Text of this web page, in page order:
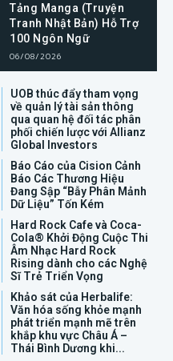
Tảng Manga (Truyện
Tranh Nhật Bản) Hỗ Trợ
100 Ngôn Ngữ
06/08/2026
UOB thúc đẩy tham vọng
về quản lý tài sản thông
qua quan hệ đối tác phân
phối chiến lược với Allianz
Global Investors
Báo Cáo của Cision Cảnh
Báo Các Thương Hiệu
Đang Sập “Bẫy Phân Mảnh
Dữ Liệu” Tốn Kém
Hard Rock Cafe và Coca-
Cola® Khởi Động Cuộc Thi
Âm Nhạc Hard Rock
Rising dành cho các Nghệ
Sĩ Trẻ Triển Vọng
Khảo sát của Herbalife:
Văn hóa sống khỏe mạnh
phát triển mạnh mẽ trên
khắp khu vực Châu Á –
Thái Bình Dương khi...